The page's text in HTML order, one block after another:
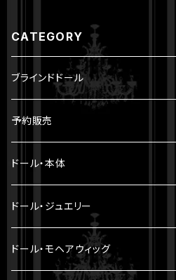
CATEGORY
ブラインドドール
予約販売
5.6cm ～ 20cm
22cm ～
30cm ～ 1/5BJD
ドール・本体
ヘッド
ボディ
ドール・ジュエリー
Miroir DOLL PEARL JEWELRY
ドール・モヘアウィッグ